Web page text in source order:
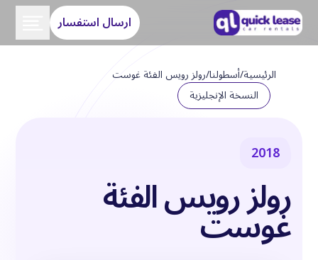
ارسال استفسار
الرئيسية/أسطولنا/رولز رويس الفئة غوست
النسخة الإنجليزية
2018
رولز رويس الفئة
غوست